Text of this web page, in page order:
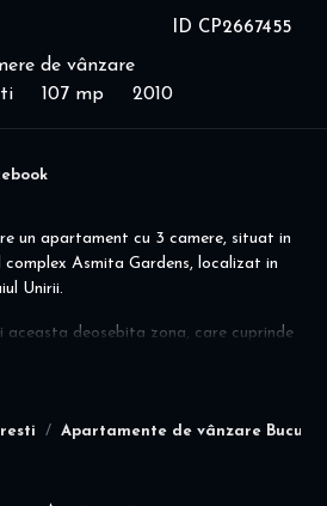
ID CP2667455
de vânzare
107 mp 2010
Apartamente de vânzare
un apartament cu 3 camere, situat in
Asmita Gardens, localizat in
Unirii.
aceasta deosebita zona, care cuprinde
unica asupra Bucurestiului si a